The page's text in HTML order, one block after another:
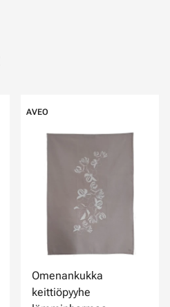
AVEO
Omenankukka
keittiöpyyhe